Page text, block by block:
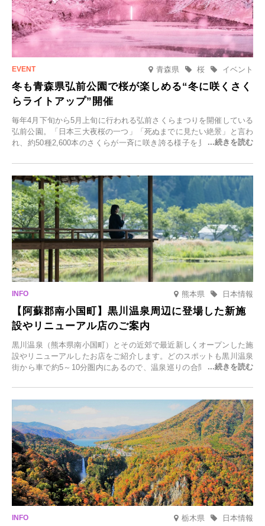
青森県 イベント
桜
冬も青森県弘前公園で桜が楽しめる“冬に咲くさく
らライトアップ”開催
毎年4月下旬から5月上旬に行われる弘前さくらまつりを開催している
弘前公園。「日本三大夜桜の一つ」「死ぬまでに見たい絶景」と言わ
れ、約50種2,600本のさくらが一斉に咲き誇る様子を見に、世界中か
日(月)～2026年2月28日(土)の期間、「冬に咲くさくらライトアップ」
を開催します。
熊本県 日本情報
【阿蘇郡南小国町】黒川温泉周辺に登場した新施
設やリニューアル店のご案内
黒川温泉（熊本県南小国町）とその近郊で最近新しくオープンした施
設やリニューアルしたお店をご紹介します。どのスポットも黒川温泉
街から車で約5～10分圏内にあるので、温泉巡りの合間に気軽に立ち
元食材にこだわったレストランなど、多彩な魅力が満載です。黒川温
泉の新たな楽しみとしてチェックしてみてください。
栃木県 日本情報